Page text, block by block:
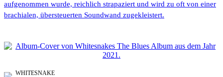
aufgenommen wurde, reichlich strapaziert und wird zu oft von einer
brachialen, übersteuerten Soundwand zugekleistert.
WHITESNAKE